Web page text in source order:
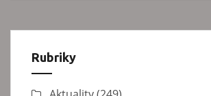
Rubriky